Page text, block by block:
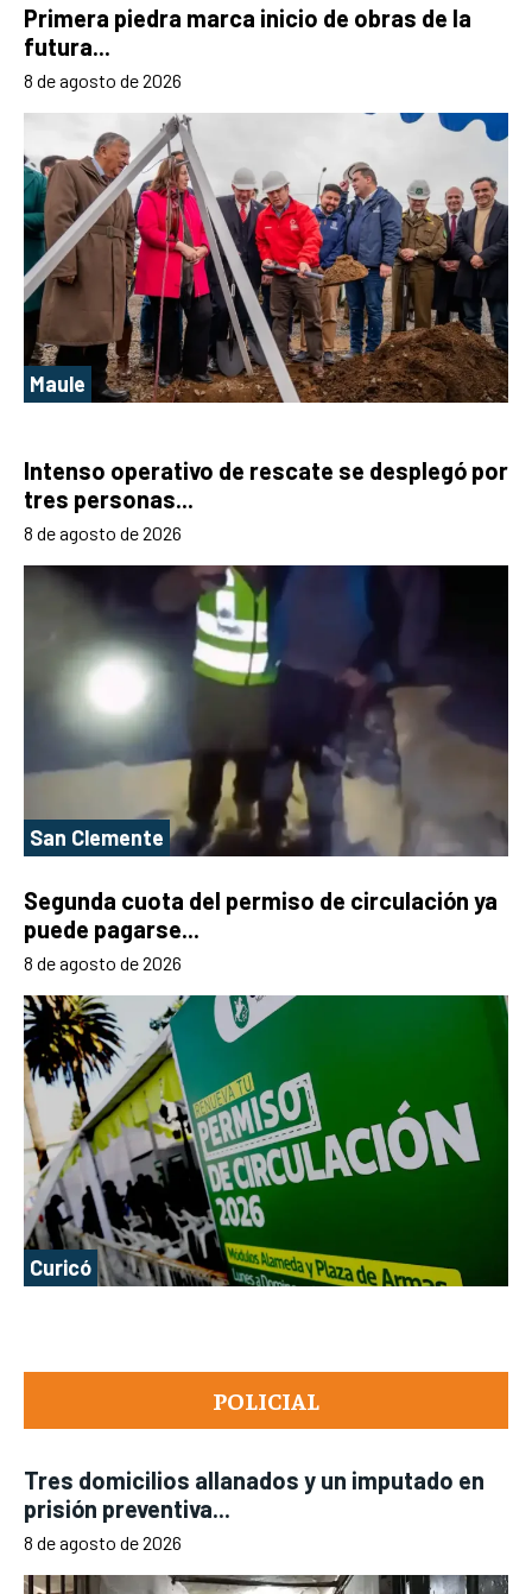
POLICIAL
Tres domicilios allanados y un imputado en
prisión preventiva...
8 de agosto de 2026
Primera piedra marca inicio de obras de la
futura...
8 de agosto de 2026
Maule
Intenso operativo de rescate se desplegó por
tres personas...
8 de agosto de 2026
San Clemente
Segunda cuota del permiso de circulación ya
puede pagarse...
8 de agosto de 2026
Curicó